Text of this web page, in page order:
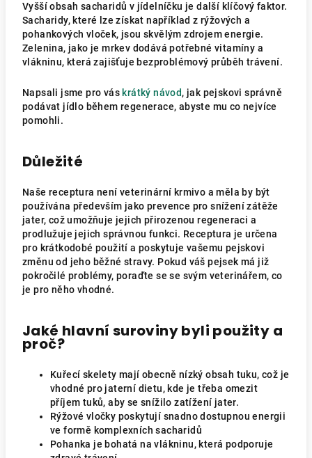
Vyšší obsah sacharidů v jídelníčku je další klíčový faktor.
Sacharidy, které lze získat například z rýžových a
pohankových vloček, jsou skvělým zdrojem energie.
Zelenina, jako je mrkev dodává potřebné vitamíny a
vlákninu, která zajišťuje bezproblémový průběh trávení.
Napsali jsme pro vás krátký návod, jak pejskovi správně
podávat jídlo během regenerace, abyste mu co nejvíce
pomohli.
Důležité
Naše receptura není veterinární krmivo a měla by být
používána především jako prevence pro snížení zátěže
jater, což umožňuje jejich přirozenou regeneraci a
prodlužuje jejich správnou funkci. Receptura je určena
pro krátkodobé použití a poskytuje vašemu pejskovi
změnu od jeho běžné stravy. Pokud váš pejsek má již
pokročilé problémy, poraďte se se svým veterinářem, co
je pro něho vhodné.
Jaké hlavní suroviny byli použity a
proč?
Kuřecí skelety mají obecně nízký obsah tuku, což je
vhodné pro jaterní dietu, kde je třeba omezit
příjem tuků, aby se snížilo zatížení jater.
Rýžové vločky poskytují snadno dostupnou energii
ve formě komplexních sacharidů
Pohanka je bohatá na vlákninu, která podporuje